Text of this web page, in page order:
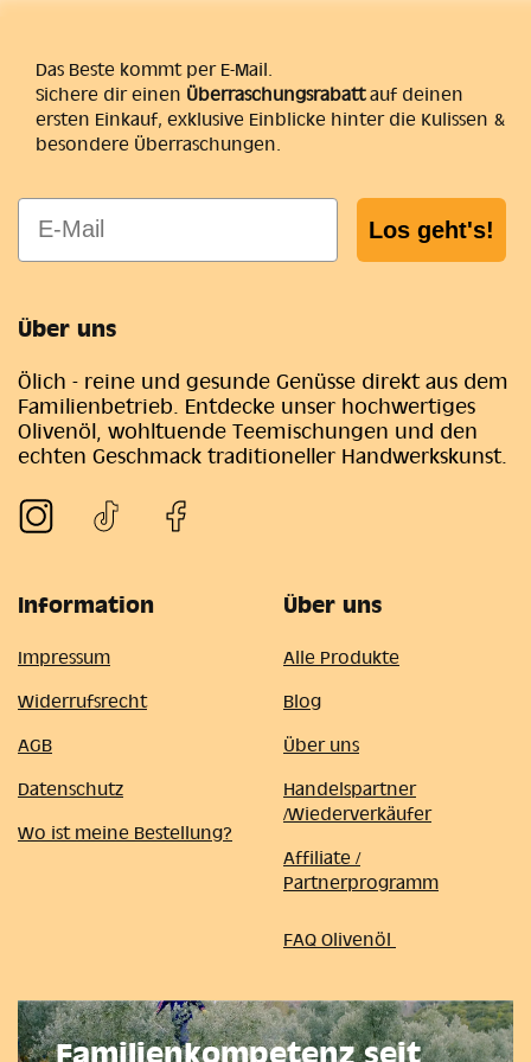
Das Beste kommt per E-Mail.
Sichere dir einen Überraschungsrabattauf deinen
ersten Einkauf, exklusive Einblicke hinter die Kulissen &
besondere Überraschungen.
E-Mail
Los geht's!
Über uns
Ölich - reine und gesunde Genüsse direkt aus dem
Familienbetrieb. Entdecke unser hochwertiges
Olivenöl, wohltuende Teemischungen und den
echten Geschmack traditioneller Handwerkskunst.
Information
Impressum
Widerrufsrecht
AGB
Datenschutz
Wo ist meine Bestellung?
Über uns
Alle Produkte
Blog
Über uns
Handelspartner
/Wiederverkäufer
Affiliate /
Partnerprogramm
FAQ Olivenöl
Familienkompetenz seit